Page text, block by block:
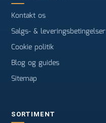
Kontakt os
Salgs- & leveringsbetingelser
Cookie politik
Blog og guides
Sitemap
SORTIMENT